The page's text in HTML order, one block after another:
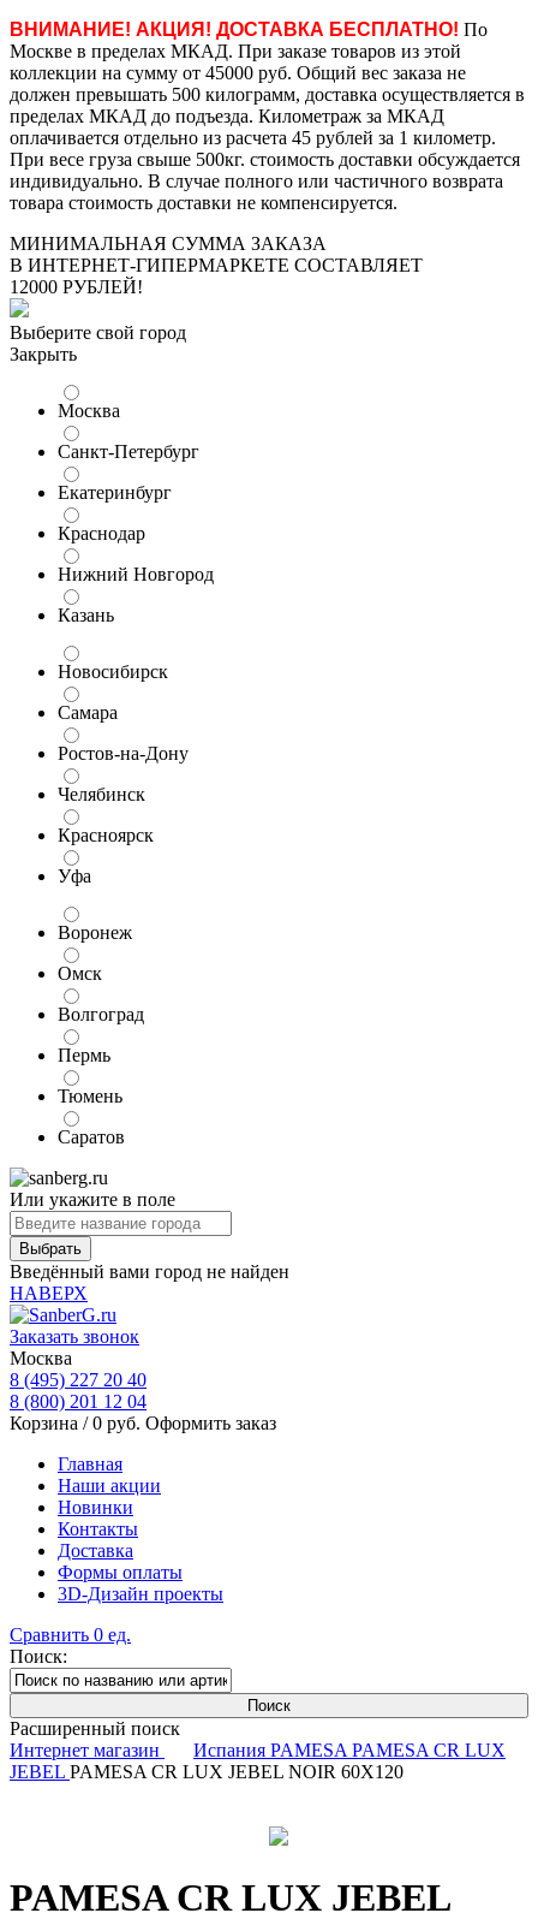
ВНИМАНИЕ! АКЦИЯ! ДОСТАВКА БЕСПЛАТНО! По
Москве в пределах МКАД. При заказе товаров из этой
коллекции на сумму от 45000 руб. Общий вес заказа не
должен превышать 500 килограмм, доставка осуществляется в
пределах МКАД до подъезда. Километраж за МКАД
оплачивается отдельно из расчета 45 рублей за 1 километр.
При весе груза свыше 500кг. стоимость доставки обсуждается
индивидуально. В случае полного или частичного возврата
товара стоимость доставки не компенсируется.
МИНИМАЛЬНАЯ СУММА ЗАКАЗА
В ИНТЕРНЕТ-ГИПЕРМАРКЕТЕ СОСТАВЛЯЕТ
12000 РУБЛЕЙ!
Выберите свой город
Закрыть
Москва
Санкт-Петербург
Екатеринбург
Краснодар
Нижний Новгород
Казань
Новосибирск
Самара
Ростов-на-Дону
Челябинск
Красноярск
Уфа
Воронеж
Омск
Волгоград
Пермь
Тюмень
Саратов
Или укажите в поле
Введённый вами город не найден
НАВЕРХ
Заказать звонок
Москва
8 (495) 227 20 40
8 (800) 201 12 04
Корзина /0 руб. Оформить заказ
Главная
Наши акции
Новинки
Контакты
Доставка
Формы оплаты
3D-Дизайн проекты
Сравнить 0 ед.
Поиск:
Расширенный поиск
Интернет магазин
Испания PAMESA PAMESA CR LUX
JEBEL PAMESA CR LUX JEBEL NOIR 60X120
PAMESA CR LUX JEBEL